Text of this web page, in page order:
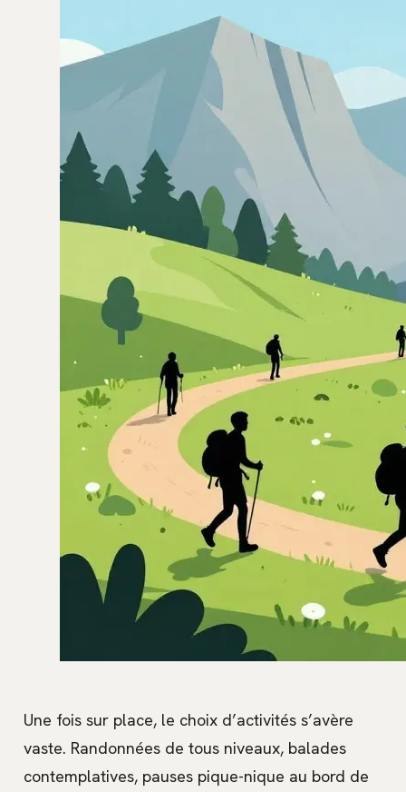
Une fois sur place, le choix d’activités s’avère
vaste. Randonnées de tous niveaux, balades
contemplatives, pauses pique-nique au bord de